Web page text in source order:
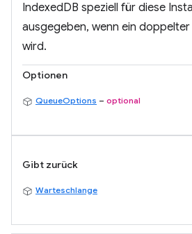
IndexedDB speziell für diese
ausgegeben, wenn ein
wird.
Optionen
QueueOptions – optional
Gibt zurück
Warteschlange